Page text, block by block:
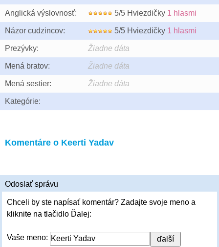
Anglická výslovnosť: 5/5 Hviezdičky 1 hlasmi
Názor cudzincov: 5/5 Hviezdičky 1 hlasmi
Prezývky: Žiadne dáta
Mená bratov: Žiadne dáta
Mená sestier: Žiadne dáta
Kategórie:
Komentáre o Keerti Yadav
Odoslať správu
Chceli by ste napísať komentár? Zadajte svoje meno a
kliknite na tlačidlo Ďalej:
Vaše meno: